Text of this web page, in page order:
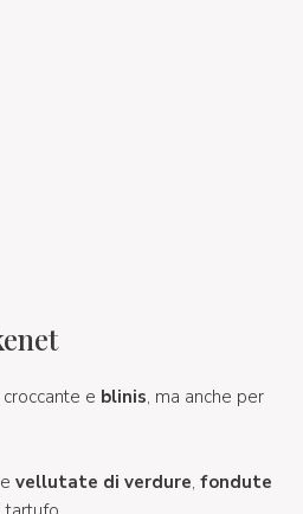
e blinis, ma anche per
e vellutate di verdure, fondute